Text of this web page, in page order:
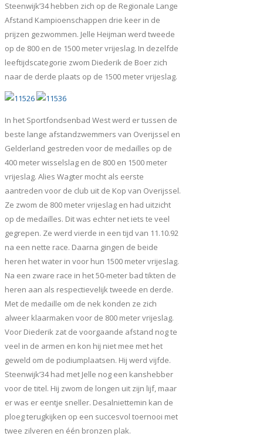
Steenwijk’34 hebben zich op de Regionale Lange
Afstand Kampioenschappen drie keer in de
prijzen gezwommen. Jelle Heijman werd tweede
op de 800 en de 1500 meter vrijeslag. In dezelfde
leeftijdscategorie zwom Diederik de Boer zich
naar de derde plaats op de 1500 meter vrijeslag.
In het Sportfondsenbad West werd er tussen de
beste lange afstandzwemmers van Overijssel en
Gelderland gestreden voor de medailles op de
400 meter wisselslag en de 800 en 1500 meter
vrijeslag. Alies Wagter mocht als eerste
aantreden voor de club uit de Kop van Overijssel.
Ze zwom de 800 meter vrijeslag en had uitzicht
op de medailles. Dit was echter net iets te veel
gegrepen. Ze werd vierde in een tijd van 11.10.92
na een nette race. Daarna gingen de beide
heren het water in voor hun 1500 meter vrijeslag.
Na een zware race in het 50-meter bad tikten de
heren aan als respectievelijk tweede en derde.
Met de medaille om de nek konden ze zich
alweer klaarmaken voor de 800 meter vrijeslag.
Voor Diederik zat de voorgaande afstand nog te
veel in de armen en kon hij niet mee met het
geweld om de podiumplaatsen. Hij werd vijfde.
Steenwijk’34 had met Jelle nog een kanshebber
voor de titel. Hij zwom de longen uit zijn lijf, maar
er was er eentje sneller. Desalniettemin kan de
ploeg terugkijken op een succesvol toernooi met
twee zilveren en één bronzen plak.